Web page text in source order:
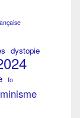
dystopie
fo